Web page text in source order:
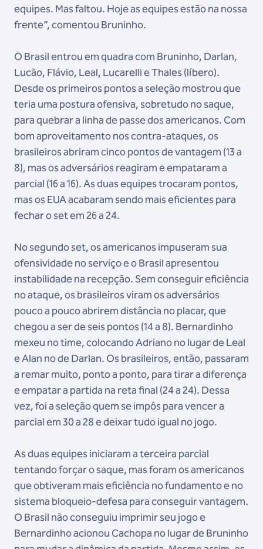
equipes. Mas faltou. Hoje as equipes estão na nossa
frente”, comentou Bruninho.
O Brasil entrou em quadra com Bruninho, Darlan,
Lucão, Flávio, Leal, Lucarelli e Thales (líbero).
Desde os primeiros pontos a seleção mostrou que
teria uma postura ofensiva, sobretudo no saque,
para quebrar a linha de passe dos americanos. Com
bom aproveitamento nos contra-ataques, os
brasileiros abriram cinco pontos de vantagem (13 a
8), mas os adversários reagiram e empataram a
parcial (16 a 16). As duas equipes trocaram pontos,
mas os EUA acabaram sendo mais eficientes para
fechar o set em 26 a 24.
No segundo set, os americanos impuseram sua
ofensividade no serviço e o Brasil apresentou
instabilidade na recepção. Sem conseguir eficiência
no ataque, os brasileiros viram os adversários
pouco a pouco abrirem distância no placar, que
chegou a ser de seis pontos (14 a 8). Bernardinho
mexeu no time, colocando Adriano no lugar de Leal
e Alan no de Darlan. Os brasileiros, então, passaram
a remar muito, ponto a ponto, para tirar a diferença
e empatar a partida na reta final (24 a 24). Dessa
vez, foi a seleção quem se impôs para vencer a
parcial em 30 a 28 e deixar tudo igual no jogo.
As duas equipes iniciaram a terceira parcial
tentando forçar o saque, mas foram os americanos
que obtiveram mais eficiência no fundamento e no
sistema bloqueio-defesa para conseguir vantagem.
O Brasil não conseguiu imprimir seu jogo e
Bernardinho acionou Cachopa no lugar de Bruninho